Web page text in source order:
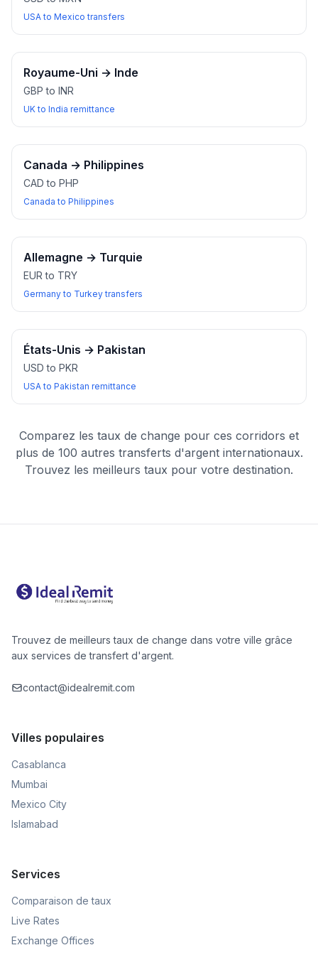
USA to Mexico transfers
Royaume-Uni → Inde
GBP to INR
UK to India remittance
Canada → Philippines
CAD to PHP
Canada to Philippines
Allemagne → Turquie
EUR to TRY
Germany to Turkey transfers
États-Unis → Pakistan
USD to PKR
USA to Pakistan remittance
Comparez les taux de change pour ces corridors et
plus de 100 autres transferts d'argent internationaux.
Trouvez les meilleurs taux pour votre destination.
Trouvez de meilleurs taux de change dans votre ville grâce
aux services de transfert d'argent.
contact@idealremit.com
Villes populaires
Casablanca
Mumbai
Mexico City
Islamabad
Services
Comparaison de taux
Live Rates
Exchange Offices